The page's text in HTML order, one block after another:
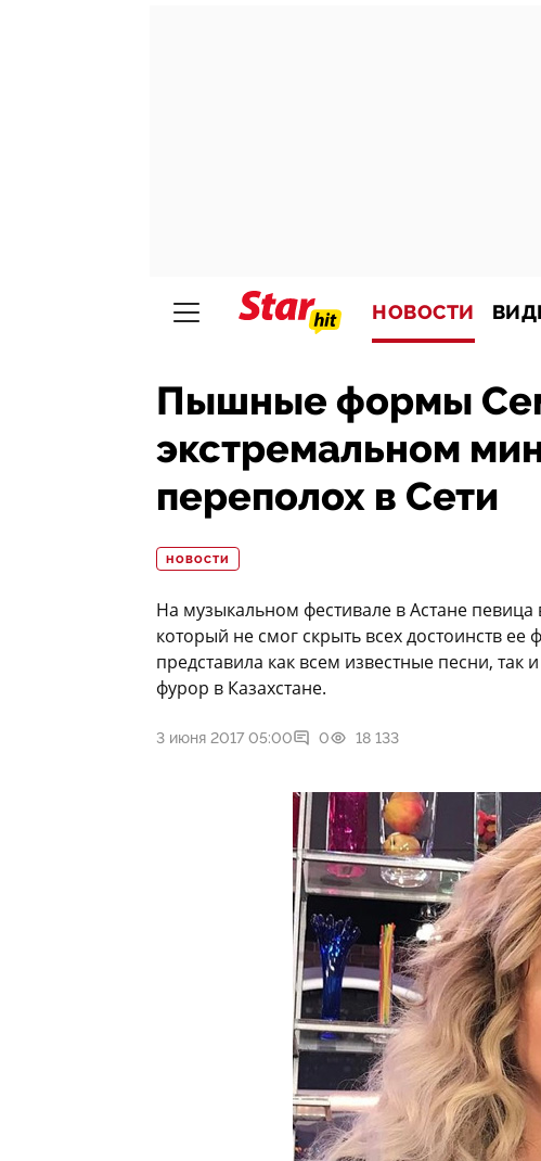
НОВОСТИ
Пышные формы
экстремальном
переполох в Сети
НОВОСТИ
На музыкальном фестивале в Астане
который не смог скрыть всех достоинств
представила как всем известные песни,
фурор в Казахстане.
3 июня 2017 05:00 0 18 133